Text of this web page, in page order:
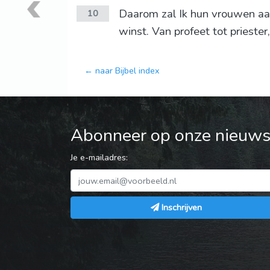
10
Daarom zal Ik hun vrouwen
winst. Van profeet tot
← naar Bijbel index
Abonneer op onze
Je e-mailadres:
Inschrijven